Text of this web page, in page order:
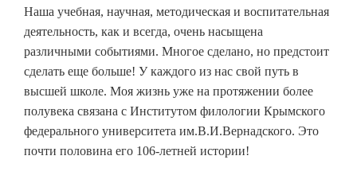
Наша учебная, научная, методическая и воспитательная
деятельность, как и всегда, очень насыщена
различными событиями. Многое сделано, но предстоит
сделать еще больше! У каждого из нас свой путь в
высшей школе. Моя жизнь уже на протяжении более
полувека связана с Институтом филологии Крымского
федерального университета им.В.И.Вернадского. Это
почти половина его 106-летней истории!